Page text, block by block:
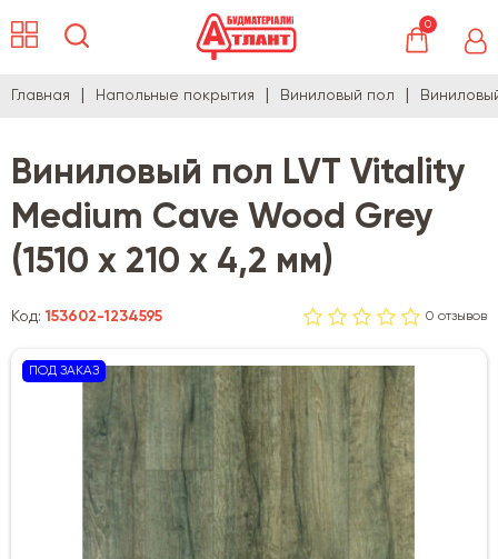
0
Главная Напольные покрытия Виниловый пол
Виниловый пол LVT Vitality
Medium Cave Wood Grey
(1510 х 210 х 4,2 мм)
Код:153602-1234595 0 отзывов
ПОД ЗАКАЗ